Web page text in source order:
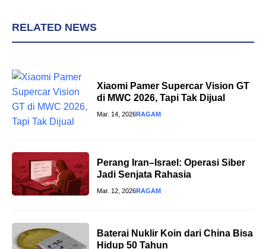
RELATED NEWS
Xiaomi Pamer Supercar Vision GT
di MWC 2026, Tapi Tak Dijual
Mar. 14, 2026RAGAM
Perang Iran–Israel: Operasi Siber
Jadi Senjata Rahasia
Mar. 12, 2026RAGAM
Baterai Nuklir Koin dari China Bisa
Hidup 50 Tahun